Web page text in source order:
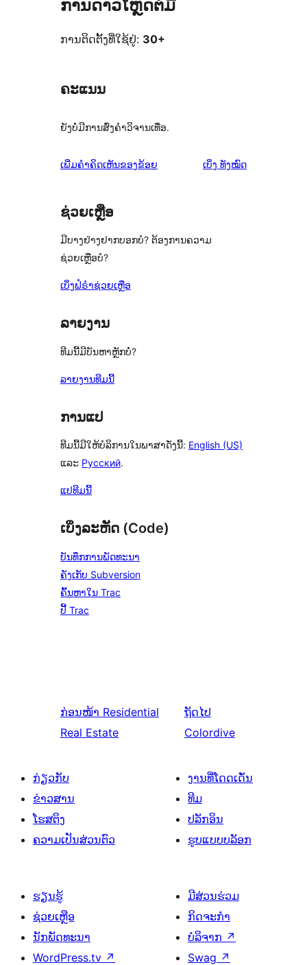
ການດາວໂຫຼດຕໍ່ມື້
ການຕິດຕັ້ງທີ່ໃຊ້ຢູ່: 30+
ຄະແນນ
ຍັງບໍ່ມີການສົ່ງຄຳວິຈານເທື່ອ.
ເພີ່ມຄຳຄິດເຫັນຂອງຂ້ອຍ ເບິ່ງ ຄຳ
ທັງໝົດ
ຊ່ວຍເຫຼືອ
ມີບາງຢ່າງຢາກບອກບໍ? ຕ້ອງການຄວາມ
ຊ່ວຍເຫຼືອບໍ?
ເບິ່ງຟໍຣຳຊ່ວຍເຫຼືອ
ລາຍງານ
ທີມນີ້ມີບັນຫາຫຼັກບໍ່?
ລາຍງານທີມນີ້
ການແປ
ທີມນີ້ມີໃຫ້ບໍລິການໃນພາສາດັ່ງນີ້: English (US)
ແລະ Русский.
ແປທີມນີ້
ເບິ່ງລະຫັດ (Code)
ບັນທຶກການພັດທະນາ
ຄັງເກັບ Subversion
ຄົ້ນຫາໃນ Trac
ປີ້ Trac
ກ່ອນໜ້າ Residential
Real Estate
ຖັດໄປ
Colordive
ກ່ຽວກັບ
ຂ່າວສານ
ໂຮສຕິງ
ຄວາມເປັນສ່ວນຕົວ
ງານທີ່ໂດດເດັ່ນ
ທີມ
ປລັກອິນ
ຮູບແບບບລັອກ
ຮຽນຮູ້
ຊ່ວຍເຫຼືອ
ນັກພັດທະນາ
WordPress.tv ↗
ມີສ່ວນຮ່ວມ
ກິດຈະກຳ
ບໍລິຈາກ ↗
Swag ↗